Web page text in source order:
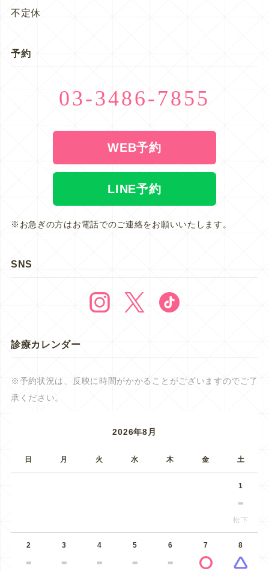
不定休
予約
03-3486-7855
WEB予約
LINE予約
※お急ぎの方はお電話でのご連絡をお願いいたします。
SNS
診療カレンダー
※予約状況は、反映に時間がかかることがございますのでご了
承ください。
2026年8月
日 月 火 水 木 金 土
1
松下
2 3 4 5 6 7 8